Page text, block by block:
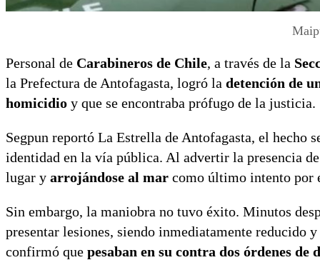
Personal de Carabineros de Chile, a través de la
la Prefectura de Antofagasta, logró la detención de
homicidio y que se encontraba prófugo de la justicia.
Segpun reportó La Estrella de Antofagasta, el
identidad en la vía pública. Al advertir la presencia
lugar y arrojándose al mar como último intento por
Sin embargo, la maniobra no tuvo éxito. Minutos
presentar lesiones, siendo inmediatamente reducido
confirmó que pesaban en su contra dos órdenes de